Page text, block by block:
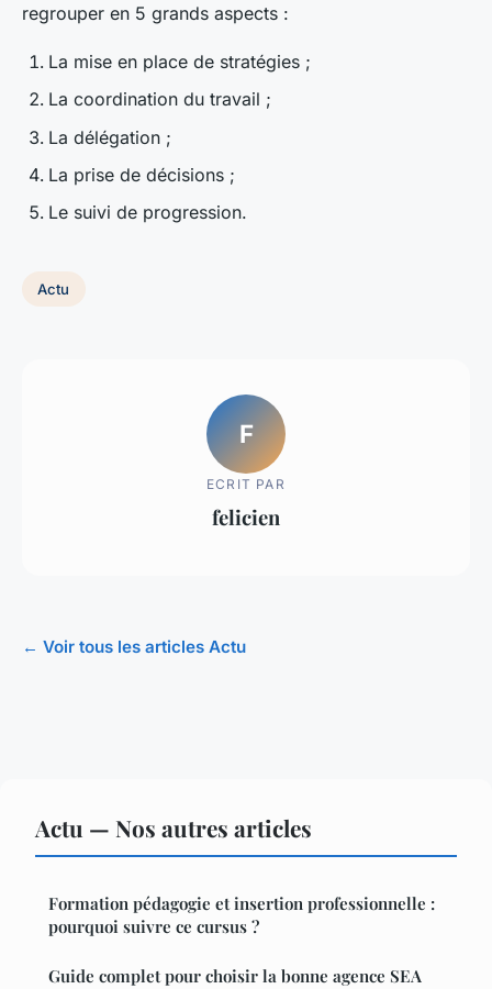
regrouper en 5 grands aspects :
La mise en place de stratégies ;
La coordination du travail ;
La délégation ;
La prise de décisions ;
Le suivi de progression.
Actu
F
ECRIT PAR
felicien
← Voir tous les articles Actu
Actu — Nos autres articles
Formation pédagogie et insertion professionnelle :
pourquoi suivre ce cursus ?
Guide complet pour choisir la bonne agence SEA